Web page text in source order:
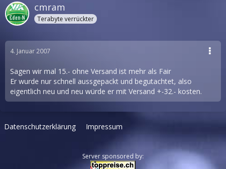
cmram
Terabyte verrückter
4. Januar 2007
Sagen wir mal 15.- ohne Versand ist mehr als Fair
Er wurde nur schnell aussgepackt und begutachtet, also
eigentlich neu und neu würde er mit Versand +-32.- kosten.
Datenschutzerklärung Impressum
Server sponsored by: